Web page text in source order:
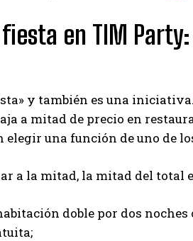
en TIM
y también es una iniciativa.
a mitad de precio en
elegir una función de uno de
a la mitad, la mitad del total
doble por dos